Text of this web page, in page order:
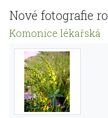
Nové fotografie
Komonice lékařská